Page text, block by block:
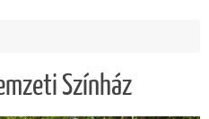
Színház